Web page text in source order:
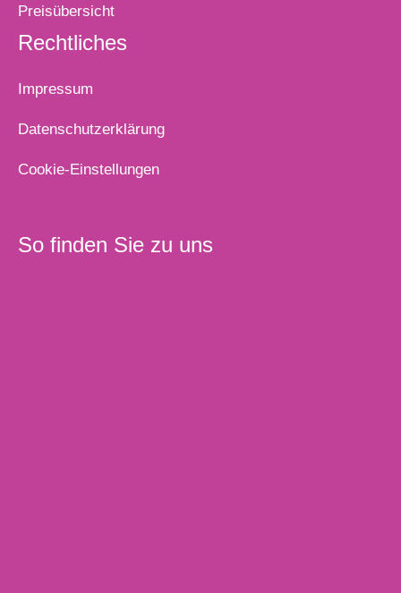
Preisübersicht
Rechtliches
Impressum
Datenschutzerklärung
Cookie-Einstellungen
So finden Sie zu uns